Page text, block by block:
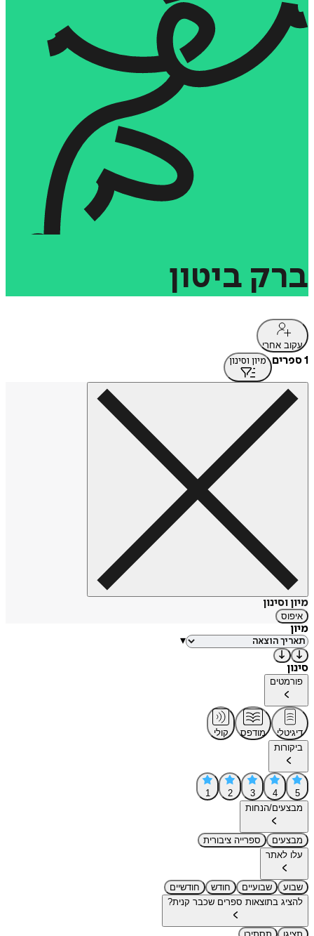
ברק ביטון
עקוב אחרי
1 ספרים מיון וסינון
מיון וסינון
איפוס
מיון
▾
סינון
פורמטים
דיגיטלי מודפס
קולי
ביקורות
5
4
3
2
1
מבצעים/הנחות
מבצעים
ספרייה ציבורית
עלו לאתר
שבוע שבועיים חודש
חודשיים
להציג בתוצאות ספרים שכבר קנית?